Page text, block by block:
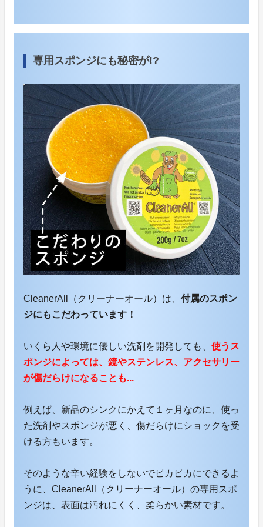
専用スポンジにも秘密が!?
CleanerAll（クリーナーオール）は、 付属のスポン
ジにもこだわっています！
いくら人や環境に優しい洗剤を開発しても、 使うス
ポンジによっては、鏡やステンレス、アクセサリー
が傷だらけになることも...
例えば、新品のシンクにかえて１ヶ月なのに、使っ
た洗剤やスポンジが悪く、傷だらけにショックを受
ける方もいます。
そのような辛い経験をしないでピカピカにできるよ
うに、CleanerAll（クリーナーオール）の専用スポ
ンジは、表面は汚れにくく、柔らかい素材です。